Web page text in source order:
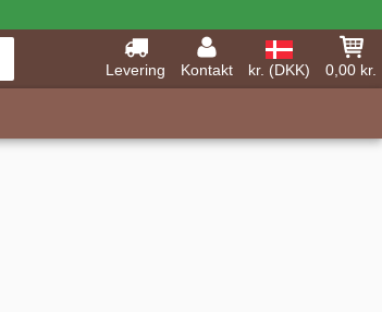
Levering Kontakt kr. (DKK)
0,00 kr.